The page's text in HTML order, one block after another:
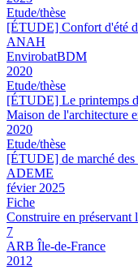
Etude/thèse
[ÉTUDE] Confort d'été
ANAH
EnvirobatBDM
2020
Etude/thèse
[ÉTUDE] Le printemps
Maison de l'architecture
2020
Etude/thèse
[ÉTUDE] de marché des
ADEME
févier 2025
Fiche
Construire en préservant
7
ARB Île-de-France
2012